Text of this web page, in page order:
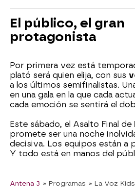
El público, el gran
protagonista
Por primera vez está
plató será quien elija, con sus
a los últimos semifinalistas.
en una gala en la que cada
cada emoción se sentirá el
Este sábado, el Asalto Final de
promete ser una noche
decisiva. Los equipos están a
Y todo está en manos del
Antena 3 » Programas » La Voz Kids